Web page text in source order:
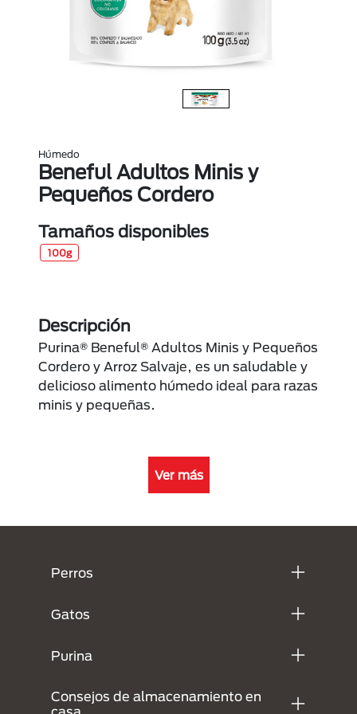
Húmedo
Beneful Adultos Minis y
Pequeños Cordero
Tamaños disponibles
100g
Descripción
Purina® Beneful® Adultos Minis y Pequeños
Cordero y Arroz Salvaje, es un saludable y
delicioso alimento húmedo ideal para razas
minis y pequeñas.
Ver más
Perros
Gatos
Purina
Consejos de almacenamiento en